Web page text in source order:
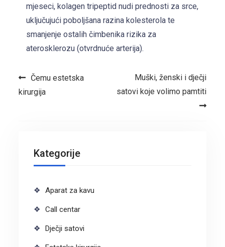
mjeseci, kolagen tripeptid nudi prednosti za srce,
uključujući poboljšana razina kolesterola te
smanjenje ostalih čimbenika rizika za
aterosklerozu (otvrdnuće arterija).
Navigacija objava
Čemu estetska
kirurgija
Muški, ženski i dječji
satovi koje volimo pamtiti
Kategorije
Aparat za kavu
Call centar
Dječji satovi